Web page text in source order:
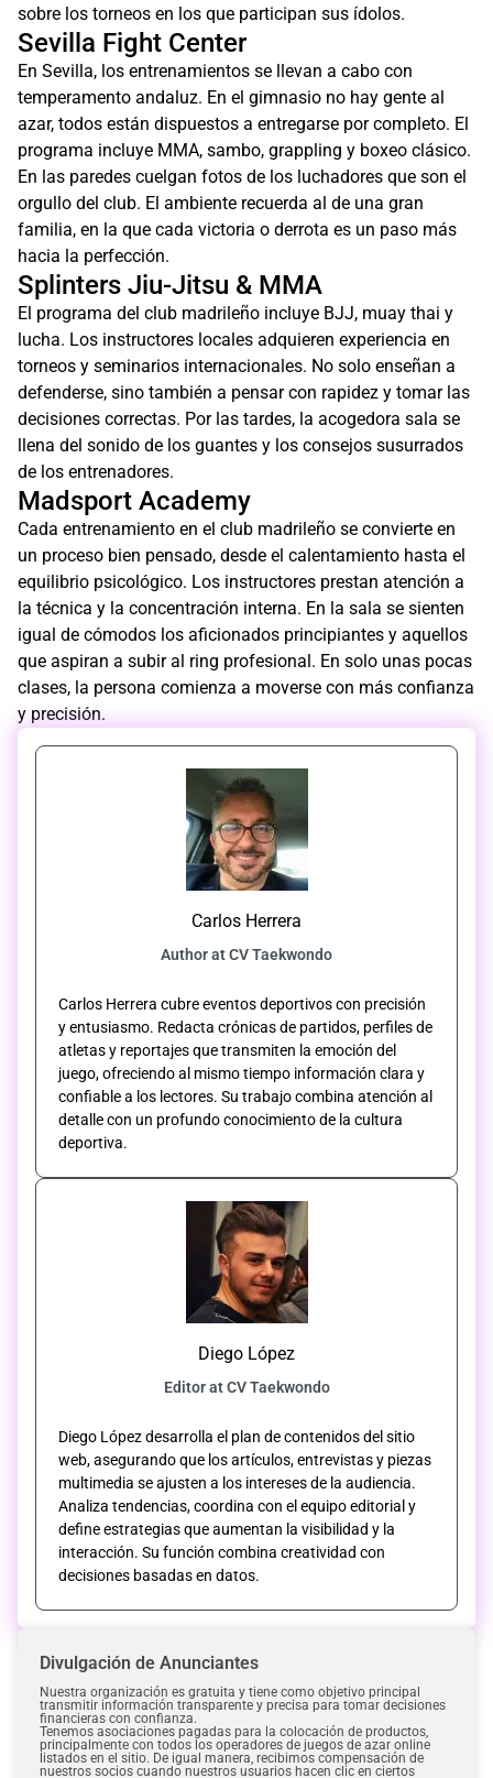
sobre los torneos en los que participan sus ídolos.
Sevilla Fight Center
En Sevilla, los entrenamientos se llevan a cabo con
temperamento andaluz. En el gimnasio no hay gente al
azar, todos están dispuestos a entregarse por completo. El
programa incluye MMA, sambo, grappling y boxeo clásico.
En las paredes cuelgan fotos de los luchadores que son el
orgullo del club. El ambiente recuerda al de una gran
familia, en la que cada victoria o derrota es un paso más
hacia la perfección.
Splinters Jiu-Jitsu & MMA
El programa del club madrileño incluye BJJ, muay thai y
lucha. Los instructores locales adquieren experiencia en
torneos y seminarios internacionales. No solo enseñan a
defenderse, sino también a pensar con rapidez y tomar las
decisiones correctas. Por las tardes, la acogedora sala se
llena del sonido de los guantes y los consejos susurrados
de los entrenadores.
Madsport Academy
Cada entrenamiento en el club madrileño se convierte en
un proceso bien pensado, desde el calentamiento hasta el
equilibrio psicológico. Los instructores prestan atención a
la técnica y la concentración interna. En la sala se sienten
igual de cómodos los aficionados principiantes y aquellos
que aspiran a subir al ring profesional. En solo unas pocas
clases, la persona comienza a moverse con más confianza
y precisión.
Carlos Herrera
Author at CV Taekwondo
Carlos Herrera cubre eventos deportivos con precisión
y entusiasmo. Redacta crónicas de partidos, perfiles de
atletas y reportajes que transmiten la emoción del
juego, ofreciendo al mismo tiempo información clara y
confiable a los lectores. Su trabajo combina atención al
detalle con un profundo conocimiento de la cultura
deportiva.
Diego López
Editor at CV Taekwondo
Diego López desarrolla el plan de contenidos del sitio
web, asegurando que los artículos, entrevistas y piezas
multimedia se ajusten a los intereses de la audiencia.
Analiza tendencias, coordina con el equipo editorial y
define estrategias que aumentan la visibilidad y la
interacción. Su función combina creatividad con
decisiones basadas en datos.
Divulgación de Anunciantes
Nuestra organización es gratuita y tiene como objetivo principal
transmitir información transparente y precisa para tomar decisiones
financieras con confianza.
Tenemos asociaciones pagadas para la colocación de productos,
principalmente con todos los operadores de juegos de azar online
listados en el sitio. De igual manera, recibimos compensación de
nuestros socios cuando nuestros usuarios hacen clic en ciertos